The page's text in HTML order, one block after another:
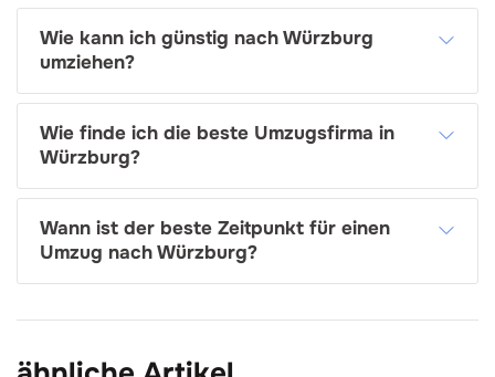
Wie kann ich günstig nach Würzburg
umziehen?
Wie finde ich die beste Umzugsfirma in
Würzburg?
Wann ist der beste Zeitpunkt für einen
Umzug nach Würzburg?